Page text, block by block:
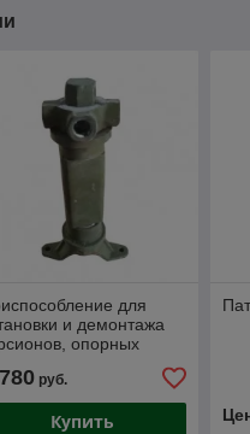
для
и демонтажа
опорных
и направляющих
МТЛБ 8.60.022
780руб.
Купить